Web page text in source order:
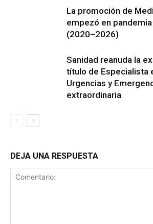
La promoción de
empezó en
(2020–2026)
Sanidad reanuda la
título de Especialista
Urgencias y
extraordinaria
DEJA UNA RESPUESTA